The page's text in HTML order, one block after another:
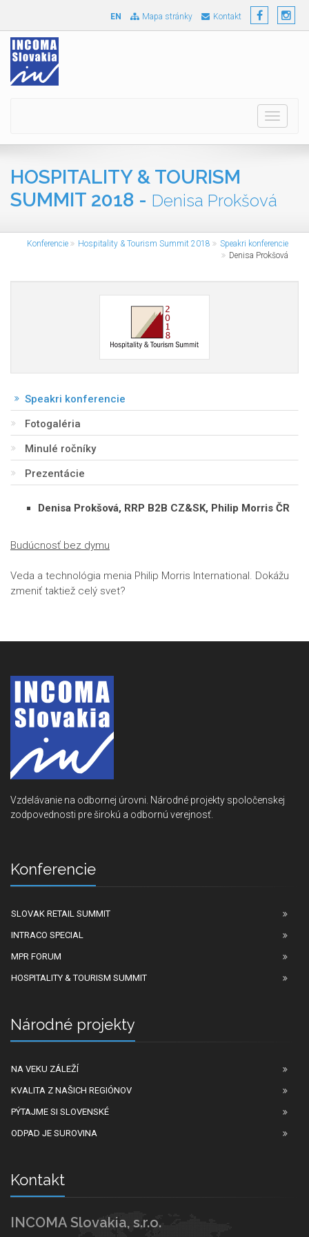
EN Mapa stránky Kontakt
Toggle
HOSPITALITY & TOURISM
SUMMIT 2018 - Denisa Prokšová
Konferencie Hospitality & Tourism Summit 2018
Speakri konferencie
Denisa Prokšová
Speakri konferencie
Fotogaléria
Minulé ročníky
Prezentácie
Denisa Prokšová, RRP B2B CZ&SK, Philip Morris ČR
Budúcnosť bez dymu
Veda a technológia menia Philip Morris International. Dokážu
zmeniť taktiež celý svet?
Vzdelávanie na odbornej úrovni. Národné projekty spoločenskej
zodpovednosti pre širokú a odbornú verejnosť.
Konferencie
SLOVAK RETAIL SUMMIT
INTRACO SPECIAL
MPR FORUM
HOSPITALITY & TOURISM SUMMIT
Národné projekty
NA VEKU ZÁLEŽÍ
KVALITA Z NAŠICH REGIÓNOV
PÝTAJME SI SLOVENSKÉ
ODPAD JE SUROVINA
Kontakt
INCOMA Slovakia, s.r.o.